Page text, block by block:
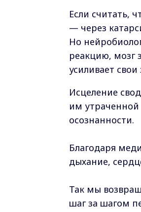
Если считать,
— через
Но
реакцию, мозг
усиливает
Исцеление
им утраченной
осознанности.
Благодаря
дыхание,
Так мы
шаг за шагом